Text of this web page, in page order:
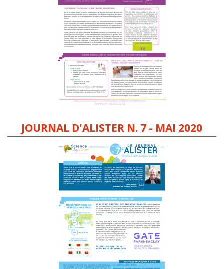
JOURNAL D'ALISTER N. 7 - MAI 2020